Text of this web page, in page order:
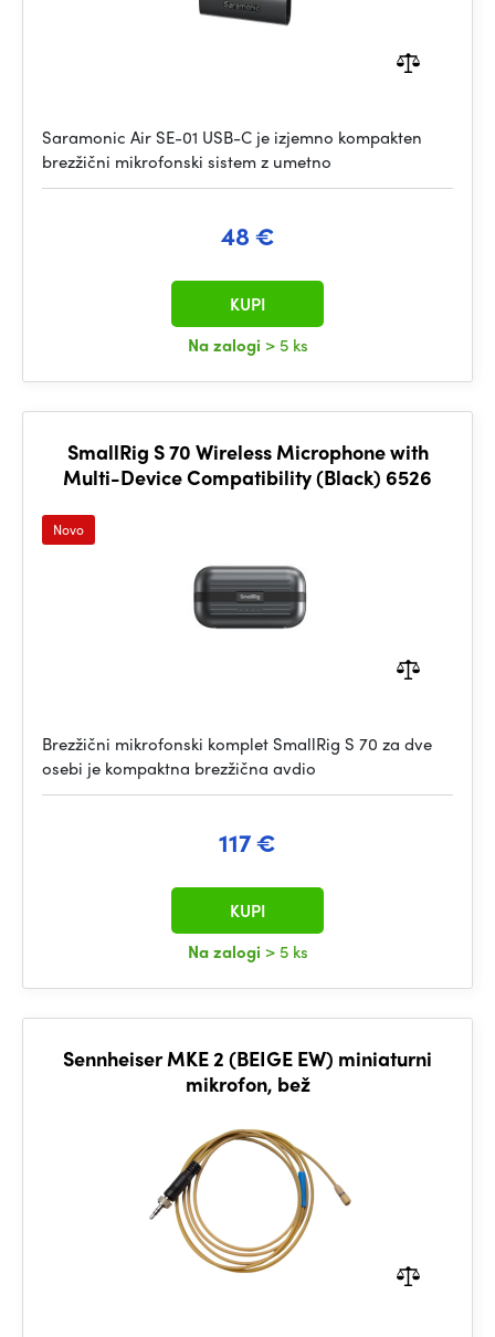
Saramonic Air SE-01 USB-C je izjemno kompakten
brezžični mikrofonski sistem z umetno
48 €
Na zalogi > 5 ks
KUPI
SmallRig S 70 Wireless Microphone with
Multi-Device Compatibility (Black) 6526
Novo
Brezžični mikrofonski komplet SmallRig S 70 za dve
osebi je kompaktna brezžična avdio
117 €
Na zalogi > 5 ks
KUPI
Sennheiser MKE 2 (BEIGE EW) miniaturni
mikrofon, bež